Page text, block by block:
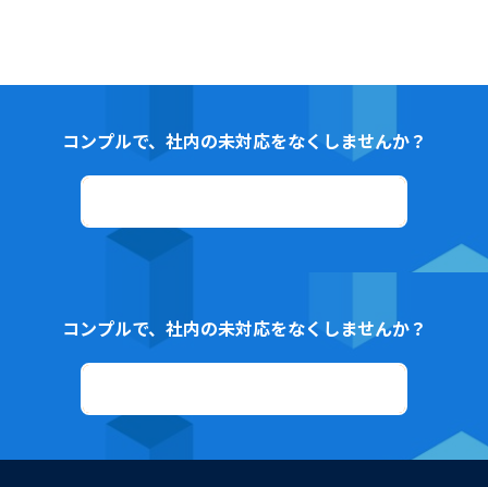
コンプルで、社内の未対応をなくしませんか？
コンプルで、社内の未対応をなくしませんか？